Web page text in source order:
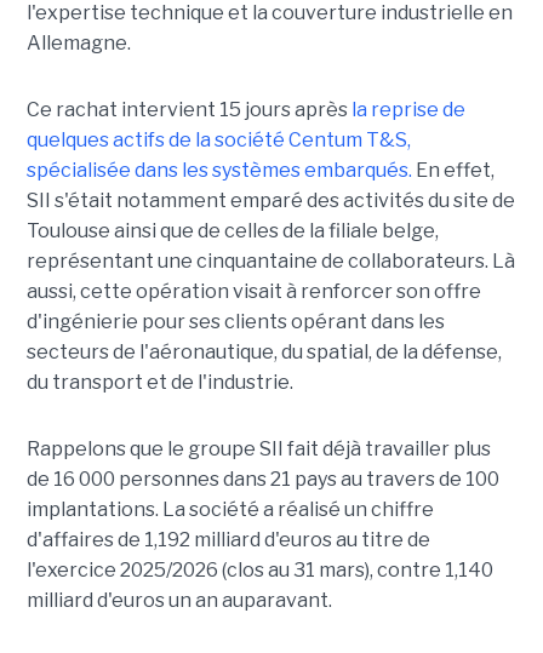
l'expertise technique et la couverture industrielle en
Allemagne.
Ce rachat intervient 15 jours après la reprise de
quelques actifs de la société Centum T&S,
spécialisée dans les systèmes embarqués. En effet,
SII s'était notamment emparé des activités du site de
Toulouse ainsi que de celles de la filiale belge,
représentant une cinquantaine de collaborateurs. Là
aussi, cette opération visait à renforcer son offre
d'ingénierie pour ses clients opérant dans les
secteurs de l'aéronautique, du spatial, de la défense,
du transport et de l'industrie.
Rappelons que le groupe SII fait déjà travailler plus
de 16 000 personnes dans 21 pays au travers de 100
implantations. La société a réalisé un chiffre
d'affaires de 1,192 milliard d'euros au titre de
l'exercice 2025/2026 (clos au 31 mars), contre 1,140
milliard d'euros un an auparavant.